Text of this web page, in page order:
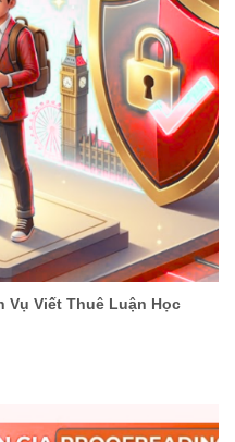
Vụ Viết Thuê Luận Học